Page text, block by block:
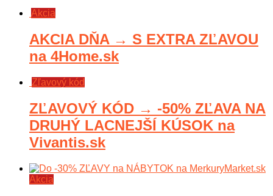
Akcia
AKCIA DŇA → S EXTRA ZĽAVOU
na 4Home.sk
Zľavový kód
ZĽAVOVÝ KÓD → -50% ZĽAVA NA
DRUHÝ LACNEJŠÍ KÚSOK na
Vivantis.sk
Akcia